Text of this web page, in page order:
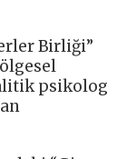
Birliği”
psikolog